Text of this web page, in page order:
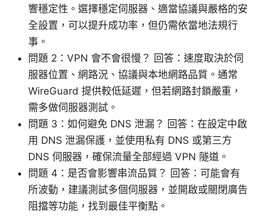
響穩定性。選擇穩定伺服器、適當協議與嚴格的安
全設置，可以提升成功率，但仍需依當地法規行
事。
問題 2：VPN 會不會很慢？ 回答：速度取決於伺
服器位置、網路況、協議與本地網路品質。通常
WireGuard 提供較低延遲，但若網路封鎖嚴重，
需多做伺服器測試。
問題 3：如何避免 DNS 泄漏？ 回答：在設定中啟
用 DNS 泄漏保護，並使用私有 DNS 或第三方
DNS 伺服器，確保流量全部經過 VPN 隧道。
問題 4：是否會影響串流品質？ 回答：可能會有
所波動，建議測試多個伺服器，並開啟或關閉廣告
阻擋等功能，找到最佳平衡點。